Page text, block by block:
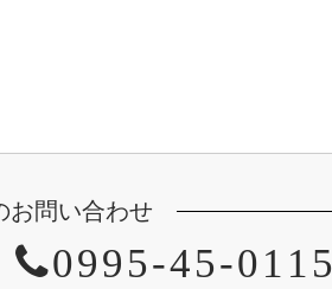
お問い合わせ
0995-45-0115